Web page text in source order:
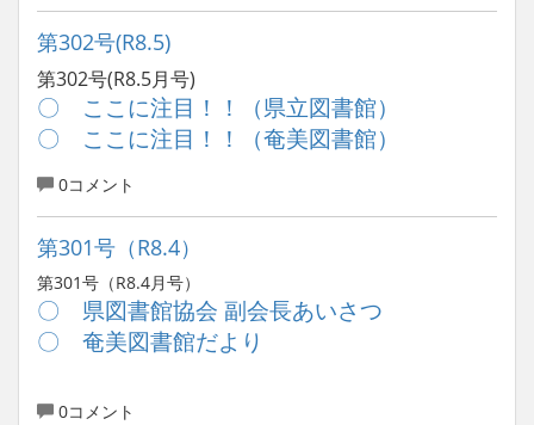
第302号(R8.5)
第302号(R8.5月号)
〇 ここに注目！！（県立図書館）
〇 ここに注目！！（奄美図書館）
0コメント
第301号（R8.4）
第301号（R8.4月号）
〇 県図書館協会 副会長あいさつ
〇 奄美図書館だより
0コメント